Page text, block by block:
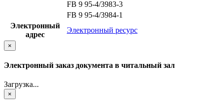
FB 9 95-4/3983-3
FB 9 95-4/3984-1
Электронный
адрес
Электронный ресурс
×
Электронный заказ документа в читальный зал
Загрузка...
×